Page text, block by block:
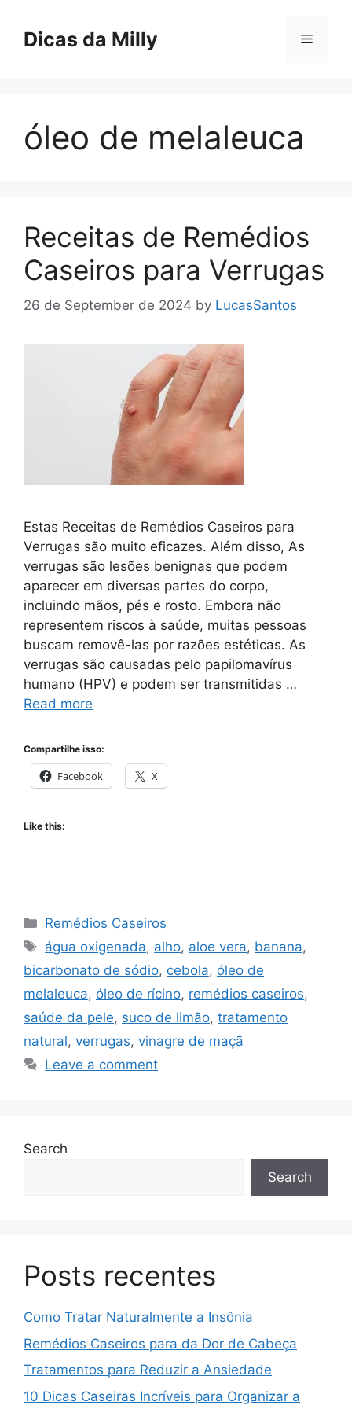
contentDicas da Milly Menu
óleo de melaleuca
Receitas de Remédios
Caseiros para Verrugas
26 de September de 2024 by LucasSantos
Estas Receitas de Remédios Caseiros para
Verrugas são muito eficazes. Além disso, As
verrugas são lesões benignas que podem
aparecer em diversas partes do corpo,
incluindo mãos, pés e rosto. Embora não
representem riscos à saúde, muitas pessoas
buscam removê-las por razões estéticas. As
verrugas são causadas pelo papilomavírus
humano (HPV) e podem ser transmitidas …
Read more
Compartilhe isso:
Facebook X
Like this:
Categories
Remédios Caseiros
Tags
água oxigenada, alho, aloe vera, banana,
bicarbonato de sódio, cebola, óleo de
melaleuca, óleo de rícino, remédios caseiros,
saúde da pele, suco de limão, tratamento
natural, verrugas, vinagre de maçã
Leave a comment
Search
Search
Posts recentes
Como Tratar Naturalmente a Insônia
Remédios Caseiros para da Dor de Cabeça
Tratamentos para Reduzir a Ansiedade
10 Dicas Caseiras Incríveis para Organizar a